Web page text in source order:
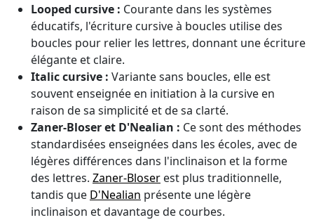
Looped cursive : Courante dans les systèmes
éducatifs, l'écriture cursive à boucles utilise des
boucles pour relier les lettres, donnant une écriture
élégante et claire.
Italic cursive : Variante sans boucles, elle est
souvent enseignée en initiation à la cursive en
raison de sa simplicité et de sa clarté.
Zaner-Bloser et D'Nealian : Ce sont des méthodes
standardisées enseignées dans les écoles, avec de
légères différences dans l'inclinaison et la forme
des lettres. Zaner-Bloser est plus traditionnelle,
tandis que D'Nealian présente une légère
inclinaison et davantage de courbes.